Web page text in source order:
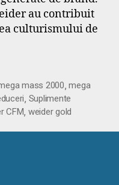
au contribuit
culturismului de
mass 2000,mega
, Suplimente
CFM, weider gold